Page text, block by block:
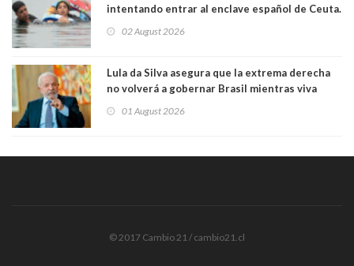
intentando entrar al enclave español de Ceuta.
02 August 2026
Lula da Silva asegura que la extrema derecha
no volverá a gobernar Brasil mientras viva
01 August 2026
© 2017 Cambio 21 / cambio21.cl